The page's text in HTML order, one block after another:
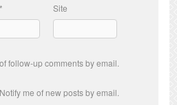
* Site
follow-up comments by email.
Notify me of new posts by email.